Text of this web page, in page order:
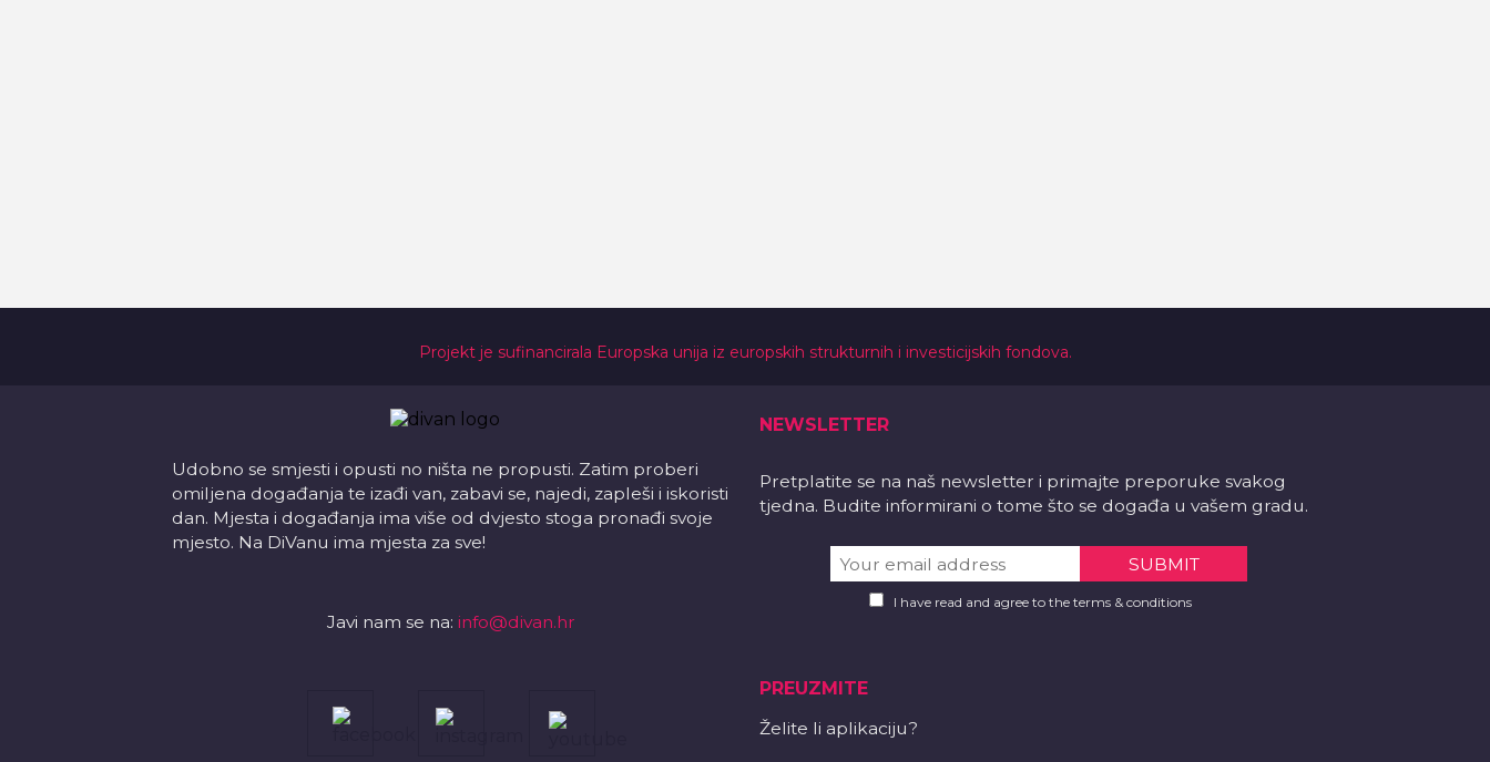
Projekt je sufinancirala Europska unija iz europskih strukturnih i investicijskih fondova.
Udobno se smjesti i opusti no ništa ne propusti. Zatim proberi
omiljena događanja te izađi van, zabavi se, najedi, zapleši i iskoristi
dan. Mjesta i događanja ima više od dvjesto stoga pronađi svoje
mjesto. Na DiVanu ima mjesta za sve!
Javi nam se na: info@divan.hr
NEWSLETTER
Pretplatite se na naš newsletter i primajte preporuke svakog
tjedna. Budite informirani o tome što se događa u vašem gradu.
I have read and agree to the terms & conditions
PREUZMITE
Želite li aplikaciju?